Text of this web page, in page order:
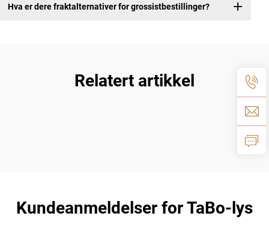
Hva er dere fraktalternativer for grossistbestillinger?
Relatert artikkel
Kundeanmeldelser for TaBo-lys